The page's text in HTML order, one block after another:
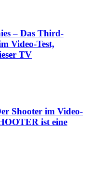
– Das Third-
Video-Test,
TV
Shooter im Video-
ist eine